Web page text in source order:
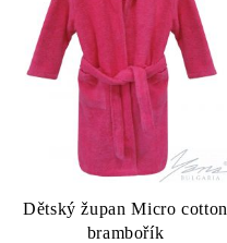
Dětský župan Micro cotton
brambořík